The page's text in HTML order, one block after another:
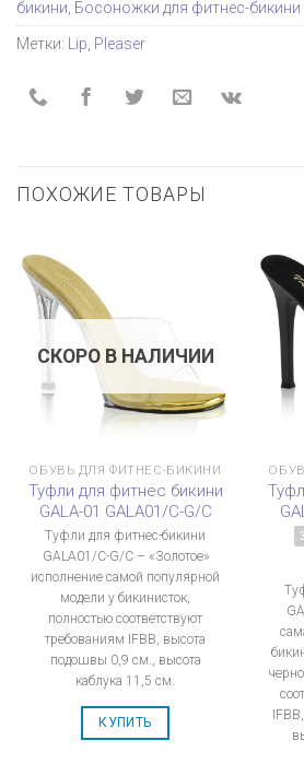
бикини, Босоножки для фитнес-бикини
Метки: Lip, Pleaser
ПОХОЖИЕ ТОВАРЫ
СКОРО В НАЛИЧИИ
ОБУВЬ ДЛЯ ФИТНЕС-БИКИНИ
Туфли для фитнес бикини
GALA-01 GALA01/C-G/C
Туфли для фитнес-бикини
GALA01/C-G/C – «Золотое»
исполнение самой популярной
модели у бикинисток,
полностью соответствуют
требованиям IFBB, высота
подошвы 0,9 см., высота
каблука 11,5 см.
КУПИТЬ